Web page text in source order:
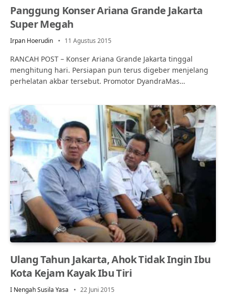
Panggung Konser Ariana Grande Jakarta
Super Megah
Irpan Hoerudin 11 Agustus 2015
RANCAH POST – Konser Ariana Grande Jakarta tinggal
menghitung hari. Persiapan pun terus digeber menjelang
perhelatan akbar tersebut. Promotor DyandraMas…
Ulang Tahun Jakarta, Ahok Tidak Ingin Ibu
Kota Kejam Kayak Ibu Tiri
I Nengah Susila Yasa 22 Juni 2015